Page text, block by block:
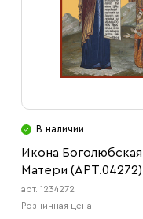
В наличии
Икона
Матери (АРТ.04272)
арт. 1234272
Розничная цена